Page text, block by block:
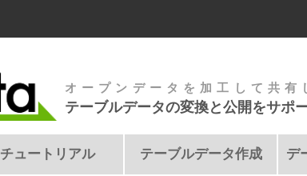
オープンデータを加工して共有
テーブルデータの変換と公開をサポ
チュートリアル テーブルデータ作成 デ